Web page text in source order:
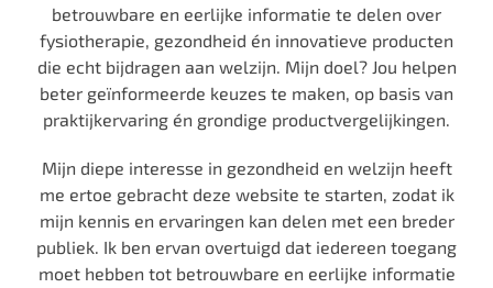
betrouwbare en eerlijke informatie te delen over
fysiotherapie, gezondheid én innovatieve producten
die echt bijdragen aan welzijn. Mijn doel? Jou helpen
beter geïnformeerde keuzes te maken, op basis van
praktijkervaring én grondige productvergelijkingen.
Mijn diepe interesse in gezondheid en welzijn heeft
me ertoe gebracht deze website te starten, zodat ik
mijn kennis en ervaringen kan delen met een breder
publiek. Ik ben ervan overtuigd dat iedereen toegang
moet hebben tot betrouwbare en eerlijke informatie